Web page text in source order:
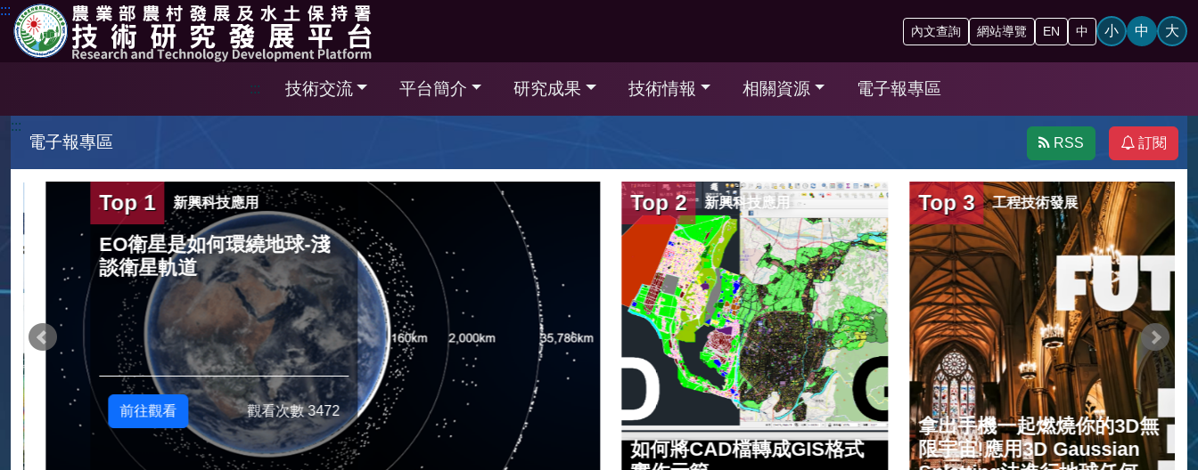
跳到主要內容區塊
內文查詢 網站導覽 EN 中 小 中 大
::: 技術交流 平台簡介 研究成果 技術情報 相關資源 電子報專區
:::
電子報專區 RSS 訂閱
:::
Top 1 新興科技應用
EO衛星是如何環繞地球-淺
談衛星軌道
前往觀看 觀看次數 3472
Top 2 新興科技應用
如何將CAD檔轉成GIS格式
Top 3 工程技術發展
拿出手機一起燃燒你的3D無
限宇宙!應用3D Gaussian